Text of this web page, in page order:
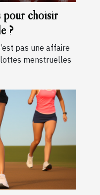
pour choisir
?
pas une affaire
menstruelles